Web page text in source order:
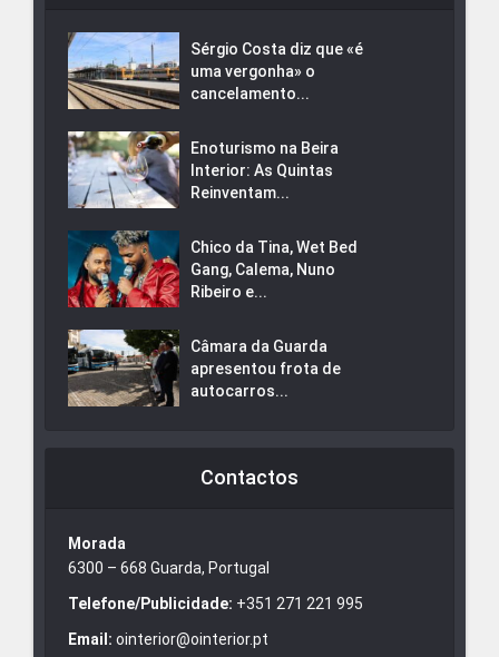
Sérgio Costa diz que «é
uma vergonha» o
cancelamento...
Enoturismo na Beira
Interior: As Quintas
Reinventam...
Chico da Tina, Wet Bed
Gang, Calema, Nuno
Ribeiro e...
Câmara da Guarda
apresentou frota de
autocarros...
Contactos
Morada
6300 – 668 Guarda, Portugal
Telefone/Publicidade: +351 271 221 995
Email: ointerior@ointerior.pt